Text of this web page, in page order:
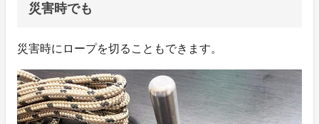
災害時でも
災害時にロープを切ることもできます。